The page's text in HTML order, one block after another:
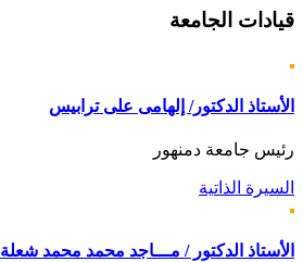
قيادات الجامعة
الأستاذ الدكتور/ إلهامى على ترابيس
رئيس جامعة دمنهور
السيرة الذاتية
الأستاذ الدكتور / مـــاجد محمد محمد شعلة